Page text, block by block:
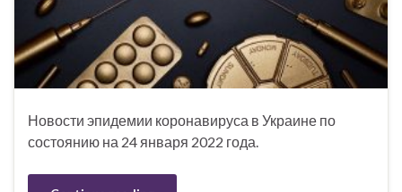
Новости эпидемии коронавируса в Украине по
состоянию на 24 января 2022 года.